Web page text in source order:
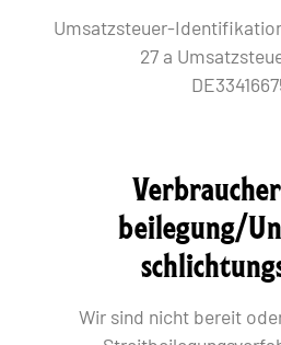
Umsatzsteuer-
27 a
beilegung/
Wir sind nicht bereit